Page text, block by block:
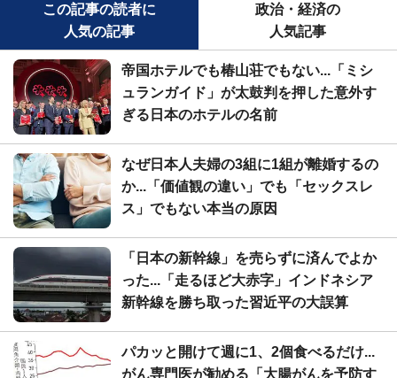
この記事の読者に
人気の記事
政治・経済の
人気記事
帝国ホテルでも椿山荘でもない...「ミシ
ュランガイド」が太鼓判を押した意外す
ぎる日本のホテルの名前
なぜ日本人夫婦の3組に1組が離婚するの
か...「価値観の違い」でも「セックスレ
ス」でもない本当の原因
「日本の新幹線」を売らずに済んでよか
った...「走るほど大赤字」インドネシア
新幹線を勝ち取った習近平の大誤算
パカッと開けて週に1、2個食べるだけ...
がん専門医が勧める「大腸がんを予防す